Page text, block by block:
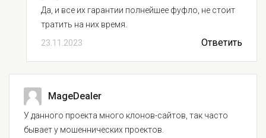
Да, и все их гарантии полнейшее фуфло, не стоит
тратить на них время.
23.11.2023
Ответить
MageDealer
У данного проекта много клонов-сайтов, так часто
бывает у мошеннических проектов.